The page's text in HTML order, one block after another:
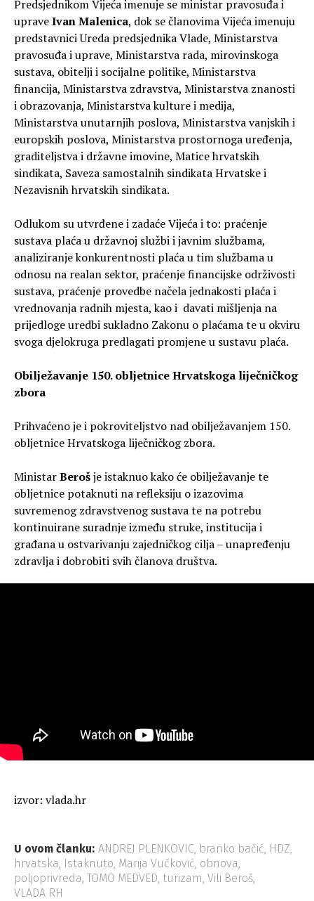
Predsjednikom Vijeća imenuje se ministar pravosuđa i
upraveIvan Malenica, dok se članovima Vijeća imenuju
predstavnici Ureda predsjednika Vlade, Ministarstva
pravosuđa i uprave, Ministarstva rada, mirovinskoga
sustava, obitelji i socijalne politike, Ministarstva
financija, Ministarstva zdravstva, Ministarstva znanosti
i obrazovanja, Ministarstva kulture i medija,
Ministarstva unutarnjih poslova, Ministarstva vanjskih i
europskih poslova, Ministarstva prostornoga uređenja,
graditeljstva i državne imovine, Matice hrvatskih
sindikata, Saveza samostalnih sindikata Hrvatske i
Nezavisnih hrvatskih sindikata.
Odlukom su utvrđene i zadaće Vijeća i to: praćenje
sustava plaća u državnoj službi i javnim službama,
analiziranje konkurentnosti plaća u tim službama u
odnosu na realan sektor, praćenje financijske održivosti
sustava, praćenje provedbe načela jednakosti plaća i
vrednovanja radnih mjesta, kao i davati mišljenja na
prijedloge uredbi sukladno Zakonu o plaćama te u okviru
svoga djelokruga predlagati promjene u sustavu plaća.
Obilježavanje 150. obljetnice Hrvatskoga liječničkog
zbora
Prihvaćeno je i pokroviteljstvo nad obilježavanjem 150.
obljetnice Hrvatskoga liječničkog zbora.
MinistarBerošje istaknuo kako će obilježavanje te
obljetnice potaknuti na refleksiju o izazovima
suvremenog zdravstvenog sustava te na potrebu
kontinuirane suradnje između struke, institucija i
građana u ostvarivanju zajedničkog cilja – unapređenju
zdravlja i dobrobiti svih članova društva.
izvor: vlada.hr
U ovom članku: ANDREJ PLENKOVIC, branko bačić, HDZ,
hrvatska, Istaknuto, Marija Vučković, obnova,
poljoprivreda, TOMO MEDVED, turizam, Vili Beroš,
VLADA RH